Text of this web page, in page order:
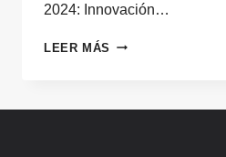
2024: Innovación…
LEER MÁS SOLUCIONES